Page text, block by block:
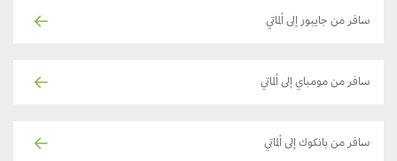
سافر من جايبور إلى ألماتي
سافر من مومباي إلى ألماتي
سافر من بانكوك إلى ألماتي